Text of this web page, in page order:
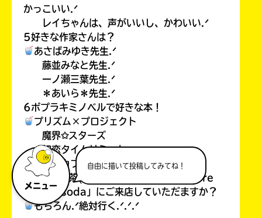
メニュー
自由に描いて投稿してみてね！
かっこいい.ᐟ
レイちゃんは、声がいいし、かわいい.ᐟ
5好きな作家さんは？
あさばみゆき先生.ᐟ
藤並みなと先生.ᐟ
一ノ瀬三葉先生.ᐟ
＊あいら＊先生.ᐟ
6ポプラキミノベルで好きな本！
プリズム×プロジェクト
魔界✩スターズ
初恋タイムリミット
ケモカフェ.ᐟ
7また、喫茶(カフェでもあるけど…）「Cre
amsea soda」にご来店していただますか？
もちろん.ᐟ絶対行く.ᐟ.ᐟ.ᐟ